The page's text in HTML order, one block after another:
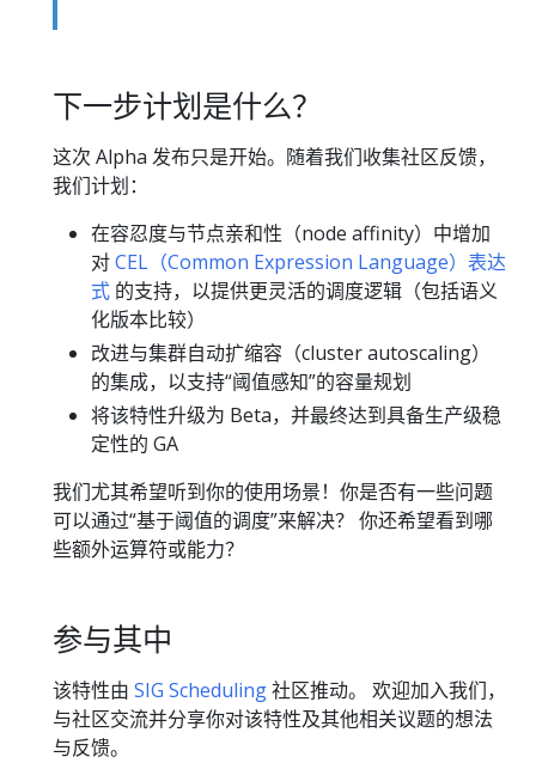
下一步计划是什么？
这次 Alpha 发布只是开始。随着我们收集社区反馈，
我们计划：
在容忍度与节点亲和性（node affinity）中增加
对CEL（Common Expression Language）表达
式 的支持，以提供更灵活的调度逻辑（包括语义
化版本比较）
改进与集群自动扩缩容（cluster autoscaling）
的集成，以支持“阈值感知”的容量规划
将该特性升级为 Beta，并最终达到具备生产级稳
定性的 GA
我们尤其希望听到你的使用场景！你是否有一些问题
可以通过“基于阈值的调度”来解决？ 你还希望看到哪
些额外运算符或能力？
参与其中
该特性由 SIG Scheduling社区推动。 欢迎加入我们，
与社区交流并分享你对该特性及其他相关议题的想法
与反馈。